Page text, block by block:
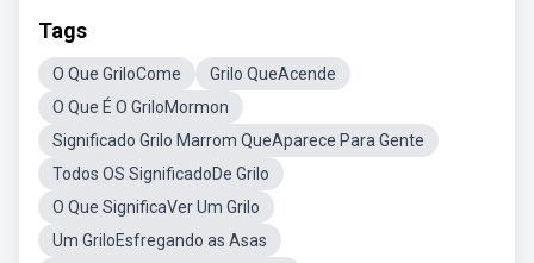
Tags
O Que GriloCome
Grilo QueAcende
O Que É O GriloMormon
Significado Grilo Marrom QueAparece Para Gente
Todos OS SignificadoDe Grilo
O Que SignificaVer Um Grilo
Um GriloEsfregando as Asas